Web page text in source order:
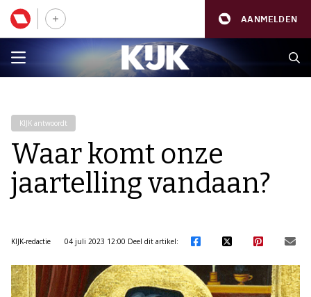
AANMELDEN
KIJK antwoordt
Waar komt onze
jaartelling vandaan?
KIJK-redactie 04 juli 2023 12:00 Deel dit artikel: